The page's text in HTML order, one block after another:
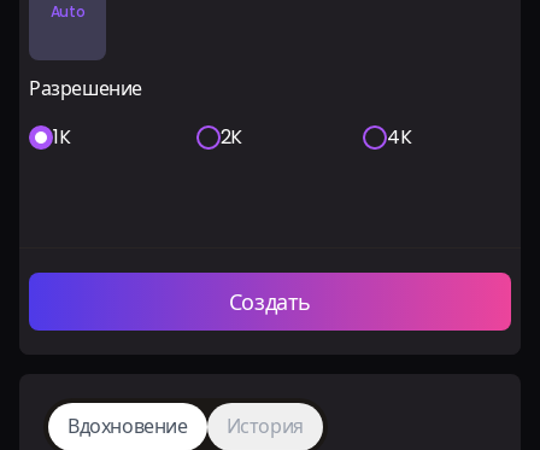
Auto
Разрешение
1K
2K 4K
Создать
Вдохновение История